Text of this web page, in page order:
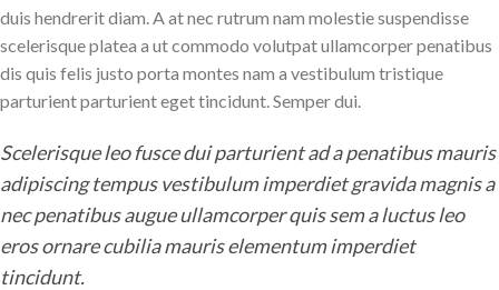
duis hendrerit diam. A at nec rutrum nam molestie suspendisse
scelerisque platea a ut commodo volutpat ullamcorper penatibus
dis quis felis justo porta montes nam a vestibulum tristique
parturient parturient eget tincidunt. Semper dui.
Scelerisque leo fusce dui parturient ad a penatibus mauris
adipiscing tempus vestibulum imperdiet gravida magnis a
nec penatibus augue ullamcorper quis sem a luctus leo
eros ornare cubilia mauris elementum imperdiet
tincidunt.